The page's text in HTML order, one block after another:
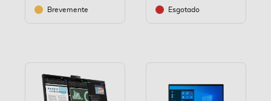
Brevemente Esgotado